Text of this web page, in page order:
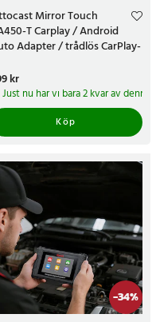
Mirror Touch
T Carplay / Android
Adapter / trådlös CarPlay-
:799 kr
kr
Just nu har vi bara 2 kvar av denna
Köp
-34%